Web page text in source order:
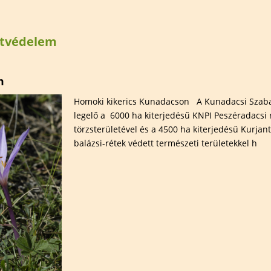
területek
Homoki kikerics Kunadacson A Kunadacsi
legelő a 6000 ha kiterjedésű KNPI Peszéradacsi
törzsterületével és a 4500 ha kiterjedésű
balázsi-rétek védett természeti területekkel h